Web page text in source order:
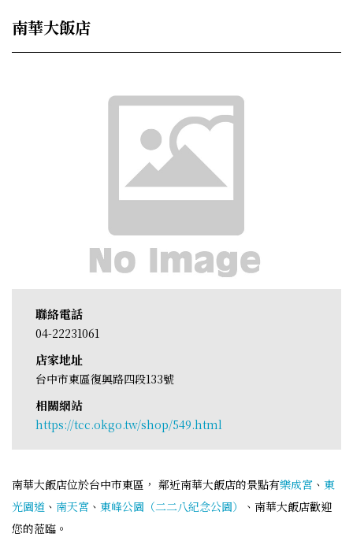
南華大飯店
聯絡電話
04-22231061
店家地址
台中市東區復興路四段133號
相關網站
https://tcc.okgo.tw/shop/549.html
南華大飯店位於台中市東區， 鄰近南華大飯店的景點有樂成宮 、 東
光園道 、 南天宮 、 東峰公園（二二八紀念公園）
、南華大飯店歡迎
您的蒞臨。